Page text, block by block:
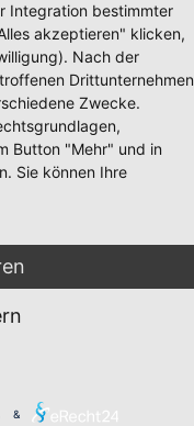
Integration bestimmter
akzeptieren" klicken,
Nach der
Drittunternehmen
Zwecke.
Button "Mehr" und in
Sie können Ihre
&